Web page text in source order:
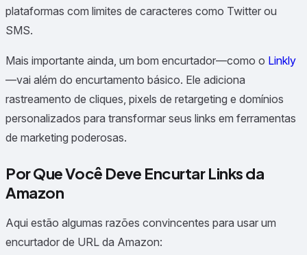
plataformas com limites de caracteres como Twitter ou
SMS.
Mais importante ainda, um bom encurtador—como o Linkly
—vai além do encurtamento básico. Ele adiciona
rastreamento de cliques, pixels de retargeting e domínios
personalizados para transformar seus links em ferramentas
de marketing poderosas.
Por Que Você Deve Encurtar Links da
Amazon
Aqui estão algumas razões convincentes para usar um
encurtador de URL da Amazon: